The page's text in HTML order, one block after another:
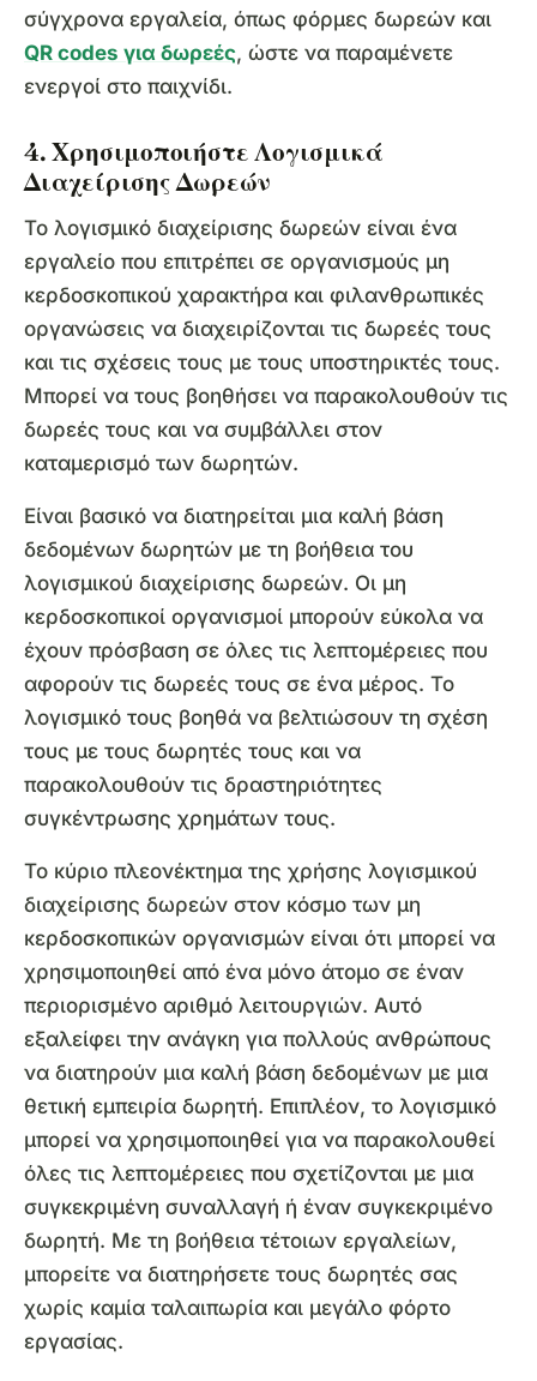
σύγχρονα εργαλεία, όπως φόρμες δωρεών και
QR codes για δωρεές, ώστε να παραμένετε
ενεργοί στο παιχνίδι.
4. Χρησιμοποιήστε Λογισμικά
Διαχείρισης Δωρεών
Το λογισμικό διαχείρισης δωρεών είναι ένα
εργαλείο που επιτρέπει σε οργανισμούς μη
κερδοσκοπικού χαρακτήρα και φιλανθρωπικές
οργανώσεις να διαχειρίζονται τις δωρεές τους
και τις σχέσεις τους με τους υποστηρικτές τους.
Μπορεί να τους βοηθήσει να παρακολουθούν τις
δωρεές τους και να συμβάλλει στον
καταμερισμό των δωρητών.
Είναι βασικό να διατηρείται μια καλή βάση
δεδομένων δωρητών με τη βοήθεια του
λογισμικού διαχείρισης δωρεών. Οι μη
κερδοσκοπικοί οργανισμοί μπορούν εύκολα να
έχουν πρόσβαση σε όλες τις λεπτομέρειες που
αφορούν τις δωρεές τους σε ένα μέρος. Το
λογισμικό τους βοηθά να βελτιώσουν τη σχέση
τους με τους δωρητές τους και να
παρακολουθούν τις δραστηριότητες
συγκέντρωσης χρημάτων τους.
Το κύριο πλεονέκτημα της χρήσης λογισμικού
διαχείρισης δωρεών στον κόσμο των μη
κερδοσκοπικών οργανισμών είναι ότι μπορεί να
χρησιμοποιηθεί από ένα μόνο άτομο σε έναν
περιορισμένο αριθμό λειτουργιών. Αυτό
εξαλείφει την ανάγκη για πολλούς ανθρώπους
να διατηρούν μια καλή βάση δεδομένων με μια
θετική εμπειρία δωρητή. Επιπλέον, το λογισμικό
μπορεί να χρησιμοποιηθεί για να παρακολουθεί
όλες τις λεπτομέρειες που σχετίζονται με μια
συγκεκριμένη συναλλαγή ή έναν συγκεκριμένο
δωρητή. Με τη βοήθεια τέτοιων εργαλείων,
μπορείτε να διατηρήσετε τους δωρητές σας
χωρίς καμία ταλαιπωρία και μεγάλο φόρτο
εργασίας.